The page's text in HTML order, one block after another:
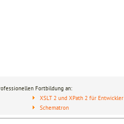
Fortbildung an:
XSLT 2 und XPath 2 für Entwickler
Schematron